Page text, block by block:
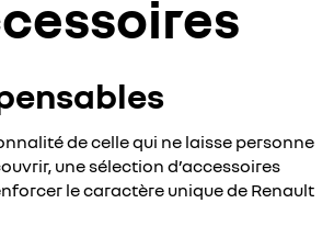
de celle qui ne laisse personne
une sélection d’accessoires
le caractère unique de Renault